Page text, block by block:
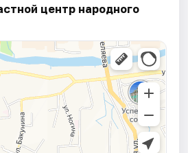
центр народного